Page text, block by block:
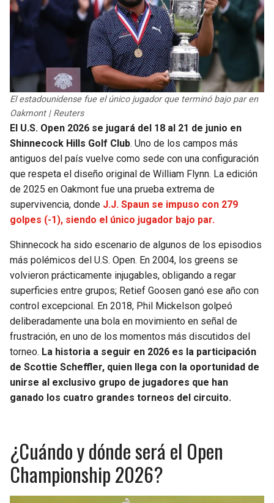
El estadounidense fue el único jugador que terminó bajo par en
Oakmont | Reuters
El U.S. Open 2026 se jugará del 18 al 21 de junio en
Shinnecock Hills Golf Club. Uno de los campos más
antiguos del país vuelve como sede con una configuración
que respeta el diseño original de William Flynn. La edición
de 2025 en Oakmont fue una prueba extrema de
supervivencia, donde J.J. Spaun se impuso con 279
golpes (-1), siendo el único jugador bajo par.
Shinnecock ha sido escenario de algunos de los episodios
más polémicos del U.S. Open. En 2004, los greens se
volvieron prácticamente injugables, obligando a regar
superficies entre grupos; Retief Goosen ganó ese año con
control excepcional. En 2018, Phil Mickelson golpeó
deliberadamente una bola en movimiento en señal de
frustración, en uno de los momentos más discutidos del
torneo. La historia a seguir en 2026 es la participación
de Scottie Scheffler, quien llega con la oportunidad de
unirse al exclusivo grupo de jugadores que han
ganado los cuatro grandes torneos del circuito.
¿Cuándo y dónde será el Open
Championship 2026?